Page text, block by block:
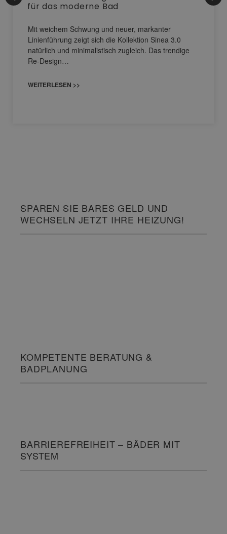
für das moderne Bad
Mit weichem Schwung und neuer, markanter
Linienführung zeigt sich die Kollektion Sinea 3.0
natürlich und minimalistisch zugleich. Das trendige
Re-Design…
WEITERLESEN >>
SPAREN SIE BARES GELD UND
WECHSELN JETZT IHRE HEIZUNG!
KOMPETENTE BERATUNG &
BADPLANUNG
BARRIEREFREIHEIT – BÄDER MIT
SYSTEM